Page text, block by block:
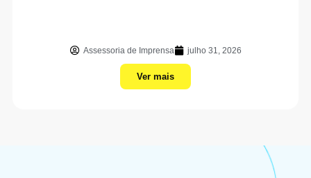
Assessoria de Imprensa julho 31, 2026
Ver mais